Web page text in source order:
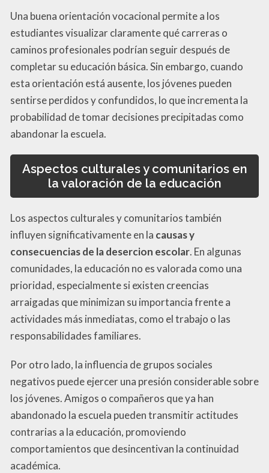
Una buena orientación vocacional permite a los
estudiantes visualizar claramente qué carreras o
caminos profesionales podrían seguir después de
completar su educación básica. Sin embargo, cuando
esta orientación está ausente, los jóvenes pueden
sentirse perdidos y confundidos, lo que incrementa la
probabilidad de tomar decisiones precipitadas como
abandonar la escuela.
Aspectos culturales y comunitarios en
la valoración de la educación
Los aspectos culturales y comunitarios también
influyen significativamente en la causas y
consecuencias de la desercion escolar. En algunas
comunidades, la educación no es valorada como una
prioridad, especialmente si existen creencias
arraigadas que minimizan su importancia frente a
actividades más inmediatas, como el trabajo o las
responsabilidades familiares.
Por otro lado, la influencia de grupos sociales
negativos puede ejercer una presión considerable sobre
los jóvenes. Amigos o compañeros que ya han
abandonado la escuela pueden transmitir actitudes
contrarias a la educación, promoviendo
comportamientos que desincentivan la continuidad
académica.